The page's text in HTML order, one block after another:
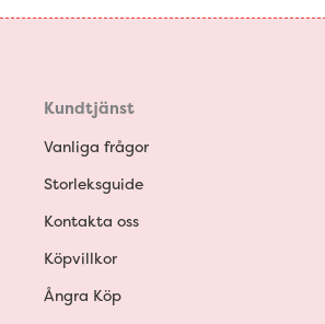
Kundtjänst
Vanliga frågor
Storleksguide
Kontakta oss
Köpvillkor
Ångra Köp